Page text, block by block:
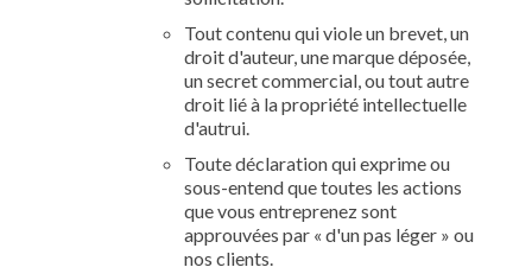
Tout contenu qui viole un brevet, un
droit d'auteur, une marque déposée,
un secret commercial, ou tout autre
droit lié à la propriété intellectuelle
d'autrui.
Toute déclaration qui exprime ou
sous-entend que toutes les actions
que vous entreprenez sont
approuvées par « d'un pas léger » ou
nos clients.